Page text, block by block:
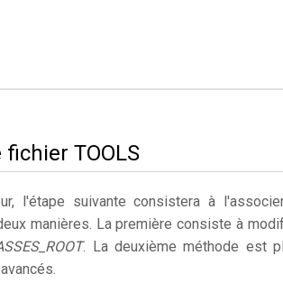
TOOLS
l'étape suivante consistera à
manières. La première consiste à
. La deuxième méthode est